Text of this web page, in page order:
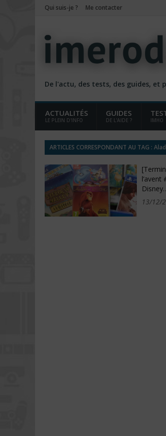
Qui suis-je ? Me contacter
De l'actu, des tests, des guides, et
ACTUALITÉS
LE PLEIN D'INFO
GUIDES
DE L'AIDE ? IMHO
ARTICLES CORRESPONDANT AU TAG :
l’avent
13/12/